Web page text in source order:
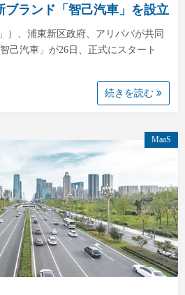
ブランド「智己汽車」を設立
）、浦東新区政府、アリババが共同
己汽車」が26日、正式にスタート
続きを読む
MaaS